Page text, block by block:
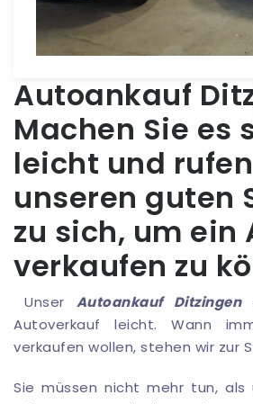
Autoankauf
Machen Sie es
leicht und
unseren guten
zu sich, um ein
verkaufen zu
Unser Autoankauf Ditzingen
Autoverkauf leicht. Wann
verkaufen wollen, stehen wir zur
Sie müssen nicht mehr tun, als